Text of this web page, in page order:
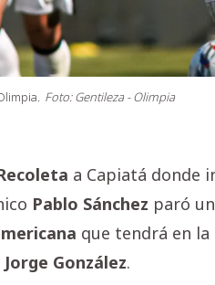
Foto: Gentileza - Olimpia
a Capiatá donde
Pablo Sánchez paró
que tendrá en
Jorge González.